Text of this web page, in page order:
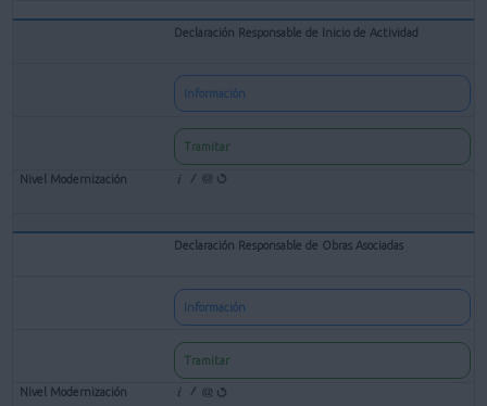
Declaración Responsable de Inicio de Actividad
Información
Tramitar
Declaración Responsable de Obras Asociadas
Información
Tramitar